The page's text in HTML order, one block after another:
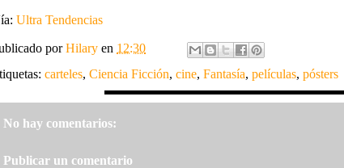
Ultra Tendencias
porHilary en 12:30
carteles, Ciencia Ficción, cine, Fantasía, películas, pósters
No hay comentarios:
Publicar un comentario